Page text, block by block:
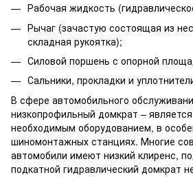
Рабочая жидкость
Рычаг (зачастую состоящая из
складная рукоятка);
Силовой поршень с опорной
Сальники, прокладки и
В сфере автомобильного
низкопрофильный домкрат –
необходимым оборудованием, в
шиномонтажных станциях. Многие
автомобили имеют низкий клиренс,
подкатной гидравлический домкрат